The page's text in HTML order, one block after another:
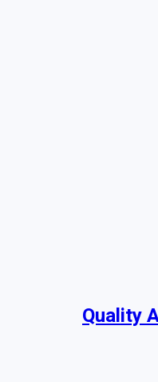
Quality